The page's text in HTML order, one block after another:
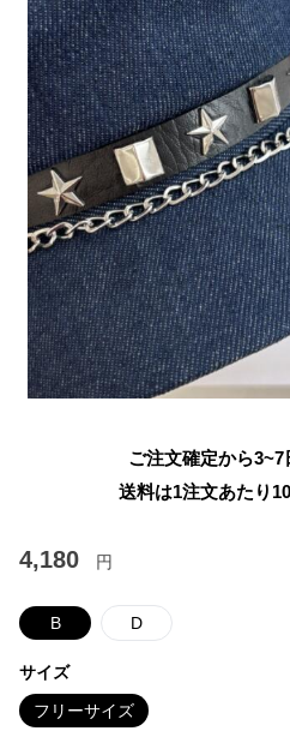
ご注文確定から
送料は1注文あたり
4,180 円
B D
サイズ
フリーサイズ